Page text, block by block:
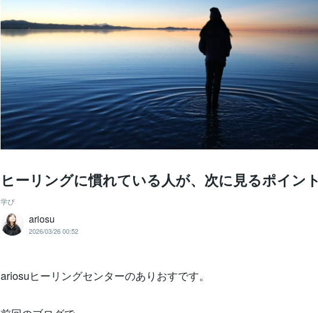
ヒーリングに慣れている人が、次に見るポイン
学び
ariosu
2026/03/26 00:52
ariosuヒーリングセンターのありおすです。